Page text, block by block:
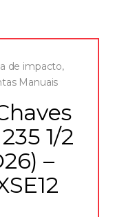
de impacto,
Manuais
1/2
–